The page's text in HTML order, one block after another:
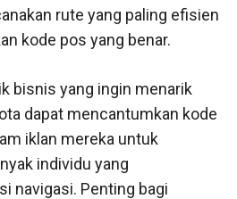
rute yang paling efisien
kode pos yang benar.
bisnis yang ingin menarik
dapat mencantumkan kode
iklan mereka untuk
individu yang
navigasi. Penting bagi